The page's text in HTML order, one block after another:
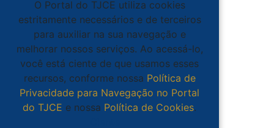
O Portal do TJCE utiliza cookies
estritamente necessários e de terceiros
para auxiliar na sua navegação e
melhorar nossos serviços. Ao acessá-lo,
você está ciente de que usamos esses
recursos, conforme nossa Política de
Privacidade para Navegação no Portal
do TJCE e nossa Política de Cookies.